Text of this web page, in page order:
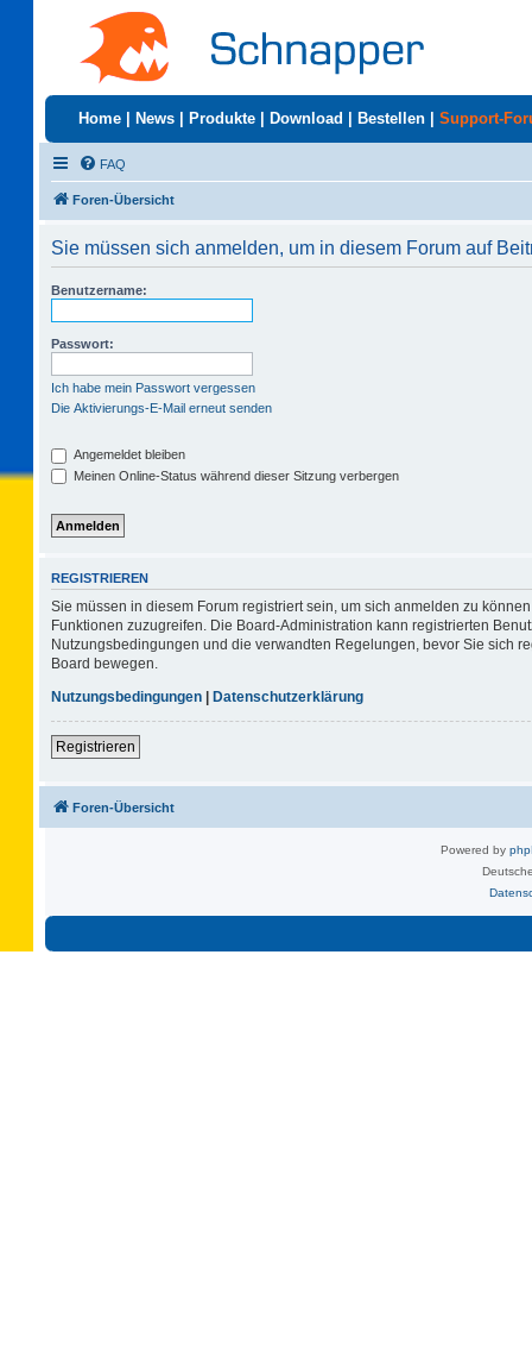
Home News Produkte Download Bestellen Support-
FAQ
Foren-Übersicht
Sie müssen sich anmelden, um in diesem Forum auf
Benutzername:
Passwort:
Ich habe mein Passwort vergessen
Die Aktivierungs-E-Mail erneut senden
Angemeldet bleiben
Meinen Online-Status während dieser Sitzung verbergen
REGISTRIEREN
Sie müssen in diesem Forum registriert sein, um sich anmelden zu
Funktionen zuzugreifen. Die Board-Administration kann registrierten
Nutzungsbedingungen und die verwandten Regelungen, bevor Sie sich
Board bewegen.
Nutzungsbedingungen | Datenschutzerklärung
Registrieren
Foren-Übersicht
Powered by